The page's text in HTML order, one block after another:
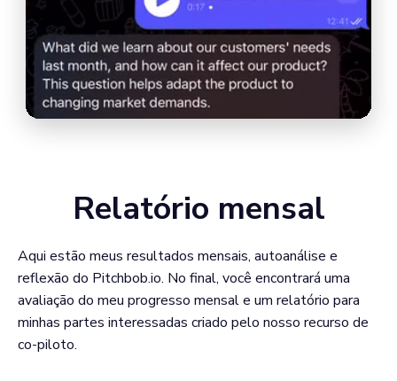
Relatório mensal
Aqui estão meus resultados mensais, autoanálise e
reflexão do Pitchbob.io. No final, você encontrará uma
avaliação do meu progresso mensal e um relatório para
minhas partes interessadas criado pelo nosso recurso de
co-piloto.